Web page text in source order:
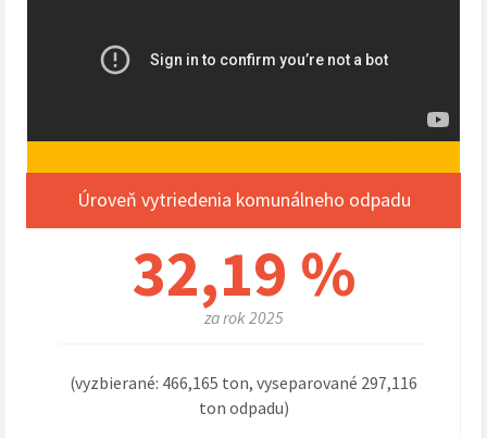
Úroveň vytriedenia komunálneho odpadu
32,19 %
za rok 2025
(vyzbierané: 466,165 ton, vyseparované 297,116
ton odpadu)